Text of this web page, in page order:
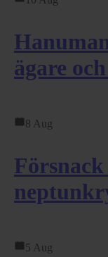
ägare
8 Aug
5 Aug